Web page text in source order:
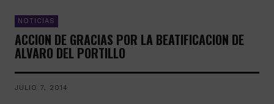
NOTICIAS
ACCION DE GRACIAS POR LA BEATIFICACION DE
ALVARO DEL PORTILLO
JULIO 7, 2014